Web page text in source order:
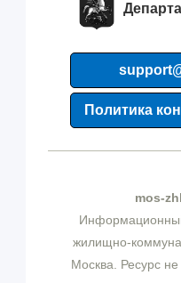
Политика
mos-
жилищно-
Москва. Ресурс